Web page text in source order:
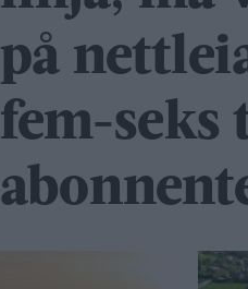
på
fem-seks